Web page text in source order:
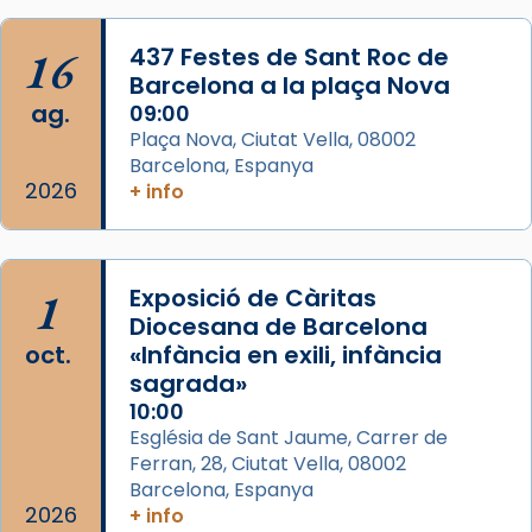
acompanyava més de prop Jesús.
Segons el llibre dels Fets (12,2) fou el primer
apòstol màrtir, decapitat a Jerusalem per
Herodes Agripa (vers l'any 44).
Patró de Galícia, després de les invasions
musulmanes fou venerat com a patró dels
Regnes castellans i més tard de tota
Espanya.
El seu sepulcre a Compostela fou un gran
centre de peregrinacions medievals de tot
el món cristià, després de Roma i terra
«A Raïms de Sant Jaume, raïms aigualits;
raïms de setembre te'n llepes els dits»,
segons una dita popular.
Photo
16
ag.
2026
437 Festes de Sant Roc de
Barcelona a la plaça Nova
09:00
Plaça Nova, Ciutat Vella, 08002
Barcelona, Espanya
+ info
1
oct.
2026
Exposició de Càritas
Diocesana de Barcelona
«Infància en exili, infància
sagrada»
10:00
Església de Sant Jaume, Carrer de
Ferran, 28, Ciutat Vella, 08002
Barcelona, Espanya
+ info